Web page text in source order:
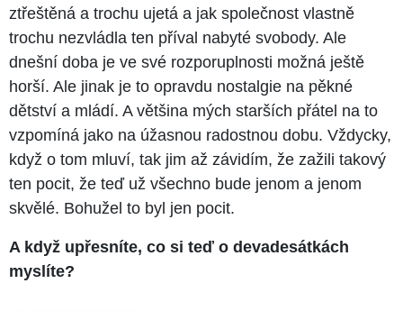
ztřeštěná a trochu ujetá a jak společnost vlastně
trochu nezvládla ten příval nabyté svobody. Ale
dnešní doba je ve své rozporuplnosti možná ještě
horší. Ale jinak je to opravdu nostalgie na pěkné
dětství a mládí. A většina mých starších přátel na to
vzpomíná jako na úžasnou radostnou dobu. Vždycky,
když o tom mluví, tak jim až závidím, že zažili takový
ten pocit, že teď už všechno bude jenom a jenom
skvělé. Bohužel to byl jen pocit.
A když upřesníte, co si teď o devadesátkách
myslíte?